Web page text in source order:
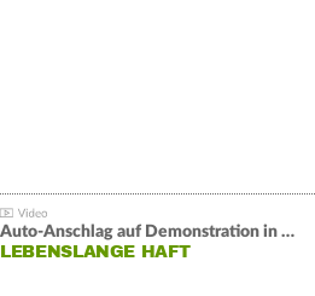
Auto-Anschlag auf Demonstration in München:
LEBENSLANGE HAFT